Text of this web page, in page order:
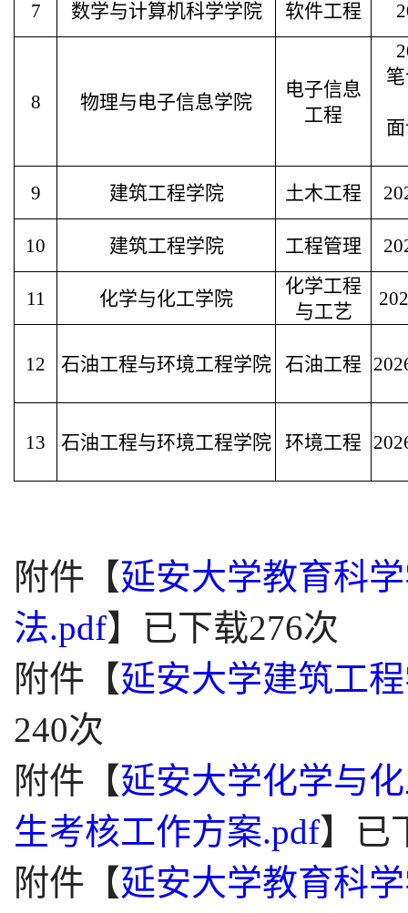
7 数学与计算机科学学院 软件工程
8 物理与电子信息学院
电子信息
工程
9 建筑工程学院 土木工程
10 建筑工程学院 工程管理
11 化学与化工学院
化学工程
与工艺
12 石油工程与环境工程学院 石油工程
13 石油工程与环境工程学院 环境工程
附件【延安大学教育科
法.pdf】 已下载276次
附件【延安大学建筑工
240次
附件【延安大学化学与
生考核工作方案.pdf】 已
附件【延安大学教育科